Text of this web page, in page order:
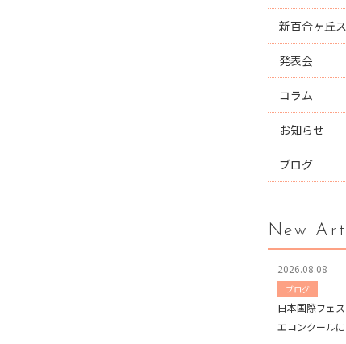
新百合ヶ丘
発表会
コラム
お知らせ
ブログ
New
2026.08.08
ブログ
日本国際フェ
エコンクール